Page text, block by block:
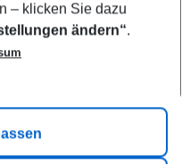
– klicken Sie dazu
ändern“.